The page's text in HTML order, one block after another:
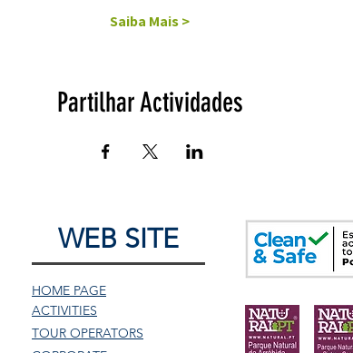
Saiba Mais >
Partilhar Actividades
WEB SITE
HOME PAGE
ACTIVITIES
TOUR OPERATORS